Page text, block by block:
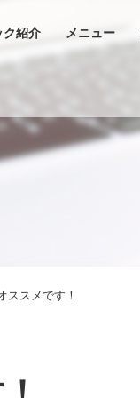
ク紹介 メニュー
ススメです！